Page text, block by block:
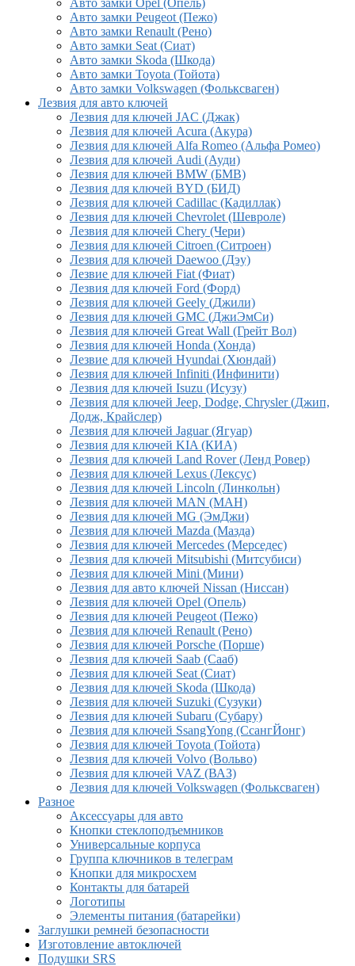
Авто замки Opel (Опель)
Авто замки Peugeot (Пежо)
Авто замки Renault (Рено)
Авто замки Seat (Сиат)
Авто замки Skoda (Шкода)
Авто замки Toyota (Тойота)
Авто замки Volkswagen (Фольксваген)
Лезвия для авто ключей
Лезвия для ключей JAC (Джак)
Лезвия для ключей Acura (Акура)
Лезвия для ключей Alfa Romeo (Альфа Ромео)
Лезвия для ключей Audi (Ауди)
Лезвия для ключей BMW (БМВ)
Лезвия для ключей BYD (БИД)
Лезвия для ключей Cadillac (Кадиллак)
Лезвия для ключей Chevrolet (Шевроле)
Лезвия для ключей Chery (Чери)
Лезвия для ключей Citroen (Ситроен)
Лезвия для ключей Daewoo (Дэу)
Лезвие для ключей Fiat (Фиат)
Лезвия для ключей Ford (Форд)
Лезвия для ключей Geely (Джили)
Лезвия для ключей GMC (ДжиЭмСи)
Лезвия для ключей Great Wall (Грейт Вол)
Лезвия для ключей Honda (Хонда)
Лезвие для ключей Hyundai (Хюндай)
Лезвия для ключей Infiniti (Инфинити)
Лезвия для ключей Isuzu (Исузу)
Лезвия для ключей Jeep, Dodge, Chrysler (Джип,
Додж, Крайслер)
Лезвия для ключей Jaguar (Ягуар)
Лезвия для ключей KIA (КИА)
Лезвия для ключей Land Rover (Ленд Ровер)
Лезвия для ключей Lexus (Лексус)
Лезвия для ключей Lincoln (Линкольн)
Лезвия для ключей MAN (МАН)
Лезвия для ключей MG (ЭмДжи)
Лезвия для ключей Mazda (Мазда)
Лезвия для ключей Mercedes (Мерседес)
Лезвия для ключей Mitsubishi (Митсубиси)
Лезвия для ключей Mini (Мини)
Лезвия для авто ключей Nissan (Ниссан)
Лезвия для ключей Opel (Опель)
Лезвия для ключей Peugeot (Пежо)
Лезвия для ключей Renault (Рено)
Лезвия для ключей Porsche (Порше)
Лезвия для ключей Saab (Сааб)
Лезвия для ключей Seat (Сиат)
Лезвия для ключей Skoda (Шкода)
Лезвия для ключей Suzuki (Сузуки)
Лезвия для ключей Subaru (Субару)
Лезвия для ключей SsangYong (СсангЙонг)
Лезвия для ключей Toyota (Тойота)
Лезвия для ключей Volvo (Вольво)
Лезвия для ключей VAZ (ВАЗ)
Лезвия для ключей Volkswagen (Фольксваген)
Разное
Aксессуары для авто
Кнопки стеклоподъемников
Универсальные корпуса
Группа ключников в телеграм
Кнопки для микросхем
Контакты для батарей
Логотипы
Элементы питания (батарейки)
Заглушки ремней безопасности
Изготовление автоключей
Подушки SRS